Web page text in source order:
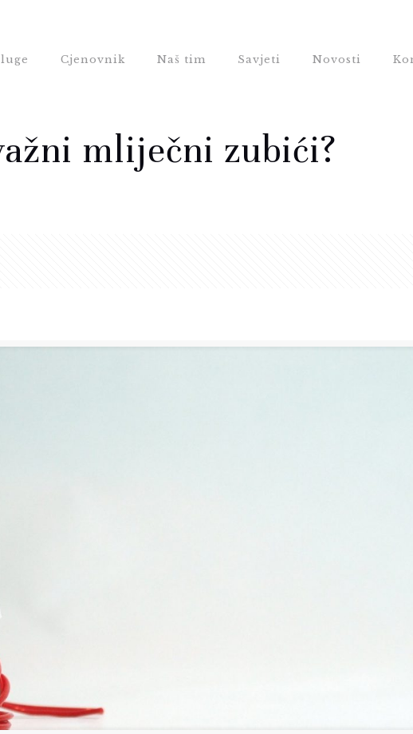
Cjenovnik Naš tim Savjeti Novosti
mliječni zubići?